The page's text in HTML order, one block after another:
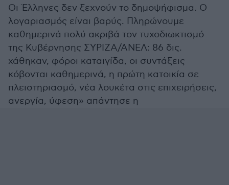
Οι Έλληνες δεν ξεχνούν το δημοψήφισμα. Ο
λογαριασμός είναι βαρύς. Πληρώνουμε
καθημερινά πολύ ακριβά τον τυχοδιωκτισμό
της Κυβέρνησης ΣΥΡΙΖΑ/ΑΝΕΛ: 86 δις.
χάθηκαν, φόροι καταιγίδα, οι συντάξεις
κόβονται καθημερινά, η πρώτη κατοικία σε
πλειστηριασμό, νέα λουκέτα στις επιχειρήσεις,
ανεργία, ύφεση» απάντησε η